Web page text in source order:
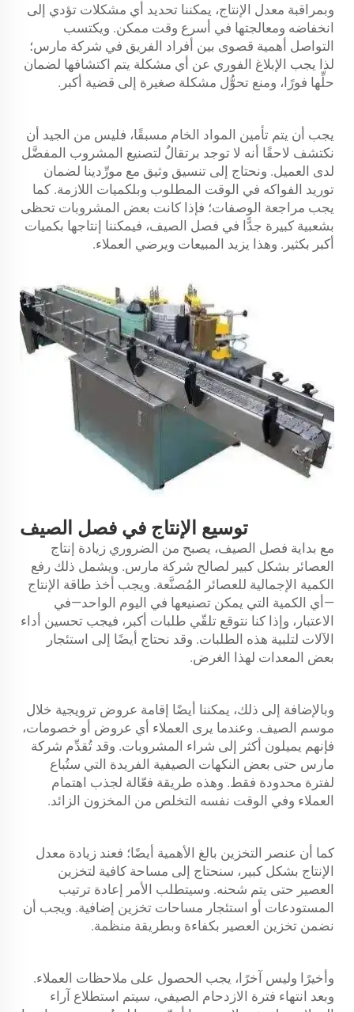
وبمراقبة معدل الإنتاج، يمكننا تحديد أي مشكلات تؤدي إلى
انخفاضه ومعالجتها في أسرع وقت ممكن. ويكتسب
التواصل أهمية قصوى بين أفراد الفريق في شركة مارس؛
لذا يجب الإبلاغ الفوري عن أي مشكلة يتم اكتشافها لضمان
حلِّها فورًا، ومنع تحوُّل مشكلة صغيرة إلى قضية أكبر.
يجب أن يتم تأمين المواد الخام مسبقًا، فليس من الجيد أن
نكتشف لاحقًا أنه لا توجد برتقالٌ لتصنيع المشروب المفضَّل
لدى العميل. ونحتاج إلى تنسيق وثيق مع مورِّدينا لضمان
توريد الفواكه في الوقت المطلوب وبلكميات اللازمة. كما
يجب مراجعة الوصفات؛ فإذا كانت بعض المشروبات تحظى
بشعبية كبيرة جدًّا في فصل الصيف، فيمكننا إنتاجها بكميات
أكبر بكثير. وهذا يزيد المبيعات ويرضي العملاء.
توسيع الإنتاج في فصل الصيف
مع بداية فصل الصيف، يصبح من الضروري زيادة إنتاج
العصائر بشكل كبير لصالح شركة مارس. ويشمل ذلك رفع
الكمية الإجمالية للعصائر المُصنَّعة. ويجب أخذ طاقة الإنتاج
—أي الكمية التي يمكن تصنيعها في اليوم الواحد—في
الاعتبار، وإذا كنا نتوقع تلقّي طلبات أكبر، فيجب تحسين أداء
الآلات لتلبية هذه الطلبات. وقد نحتاج أيضًا إلى استئجار
بعض المعدات لهذا الغرض.
وبالإضافة إلى ذلك، يمكننا أيضًا إقامة عروض ترويجية خلال
موسم الصيف. وعندما يرى العملاء أي عروض أو خصومات،
فإنهم يميلون أكثر إلى شراء المشروبات. وقد تُقدِّم شركة
مارس حتى بعض النكهات الصيفية الفريدة التي ستُباع
لفترة محدودة فقط. وهذه طريقة فعّالة لجذب اهتمام
العملاء وفي الوقت نفسه التخلص من المخزون الزائد.
كما أن عنصر التخزين بالغ الأهمية أيضًا؛ فعند زيادة معدل
الإنتاج بشكل كبير، سنحتاج إلى مساحة كافية لتخزين
العصير حتى يتم شحنه. وسيتطلب الأمر إعادة ترتيب
المستودعات أو استئجار مساحات تخزين إضافية. ويجب أن
نضمن تخزين العصير بكفاءة وبطريقة منظمة.
وأخيرًا وليس آخرًا، يجب الحصول على ملاحظات العملاء.
وبعد انتهاء فترة الازدحام الصيفي، سيتم استطلاع آراء